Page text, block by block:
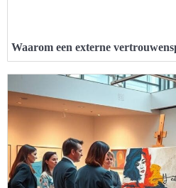
Waarom een externe